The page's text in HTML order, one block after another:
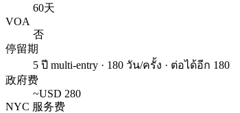
60天
VOA
否
停留期
5 ปี multi-entry · 180 วัน/ครั้ง · ต่อได้อีก 180
政府费
~USD 280
NYC 服务费